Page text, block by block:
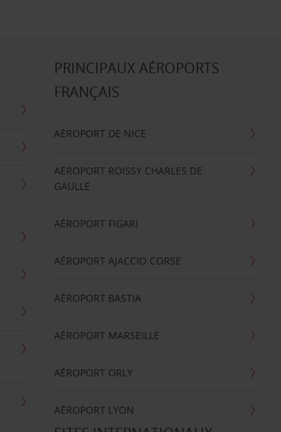
PRINCIPAUX AÉROPORTS
FRANÇAIS
AÉROPORT DE NICE
AÉROPORT ROISSY CHARLES DE
GAULLE
AÉROPORT FIGARI
AÉROPORT AJACCIO CORSE
AÉROPORT BASTIA
AÉROPORT MARSEILLE
AÉROPORT ORLY
AÉROPORT LYON